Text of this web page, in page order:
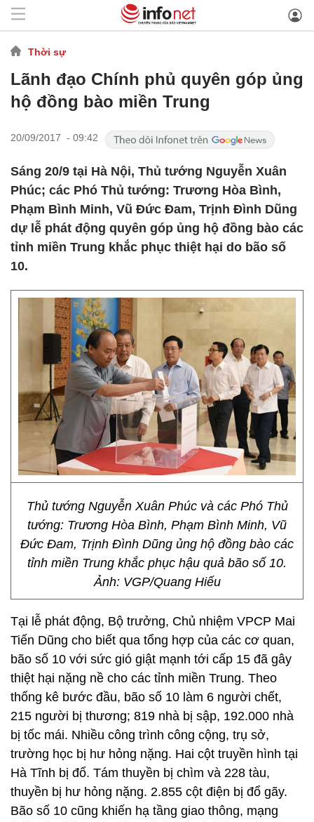
Thời sự
Lãnh đạo Chính phủ quyên góp ủng
hộ đồng bào miền Trung
20/09/2017 - 09:42
Sáng 20/9 tại Hà Nội, Thủ tướng Nguyễn Xuân
Phúc; các Phó Thủ tướng: Trương Hòa Bình,
Phạm Bình Minh, Vũ Đức Đam, Trịnh Đình Dũng
dự lễ phát động quyên góp ủng hộ đồng bào các
tỉnh miền Trung khắc phục thiệt hại do bão số
10.
Thủ tướng Nguyễn Xuân Phúc và các Phó Thủ
tướng: Trương Hòa Bình, Phạm Bình Minh, Vũ
Đức Đam, Trịnh Đình Dũng ủng hộ đồng bào các
tỉnh miền Trung khắc phục hậu quả bão số 10.
Ảnh: VGP/Quang Hiếu
Tại lễ phát động, Bộ trưởng, Chủ nhiệm VPCP Mai
Tiến Dũng cho biết qua tổng hợp của các cơ quan,
bão số 10 với sức gió giật mạnh tới cấp 15 đã gây
thiệt hại nặng nề cho các tỉnh miền Trung. Theo
thống kê bước đầu, bão số 10 làm 6 người chết,
215 người bị thương; 819 nhà bị sập, 192.000 nhà
bị tốc mái. Nhiều công trình công cộng, trụ sở,
trường học bị hư hỏng nặng. Hai cột truyền hình tại
Hà Tĩnh bị đổ. Tám thuyền bị chìm và 228 tàu,
thuyền bị hư hỏng nặng. 2.855 cột điện bị đổ gãy.
Bão số 10 cũng khiến hạ tầng giao thông, mạng